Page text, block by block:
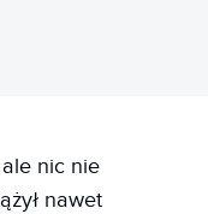
nic nie
nawet